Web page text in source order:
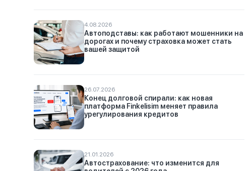
4.08.2026
Автоподставы: как работают мошенники на
дорогах и почему страховка может стать
вашей защитой
26.07.2026
Конец долговой спирали: как новая
платформа Finkelisim меняет правила
урегулирования кредитов
21.01.2026
Автострахование: что изменится для